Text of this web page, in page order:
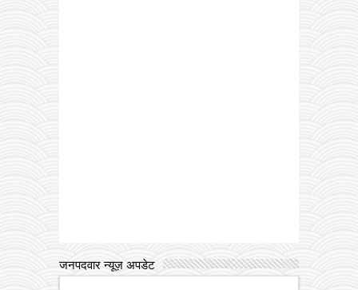
जनपदवार न्यूज़ अपडेट